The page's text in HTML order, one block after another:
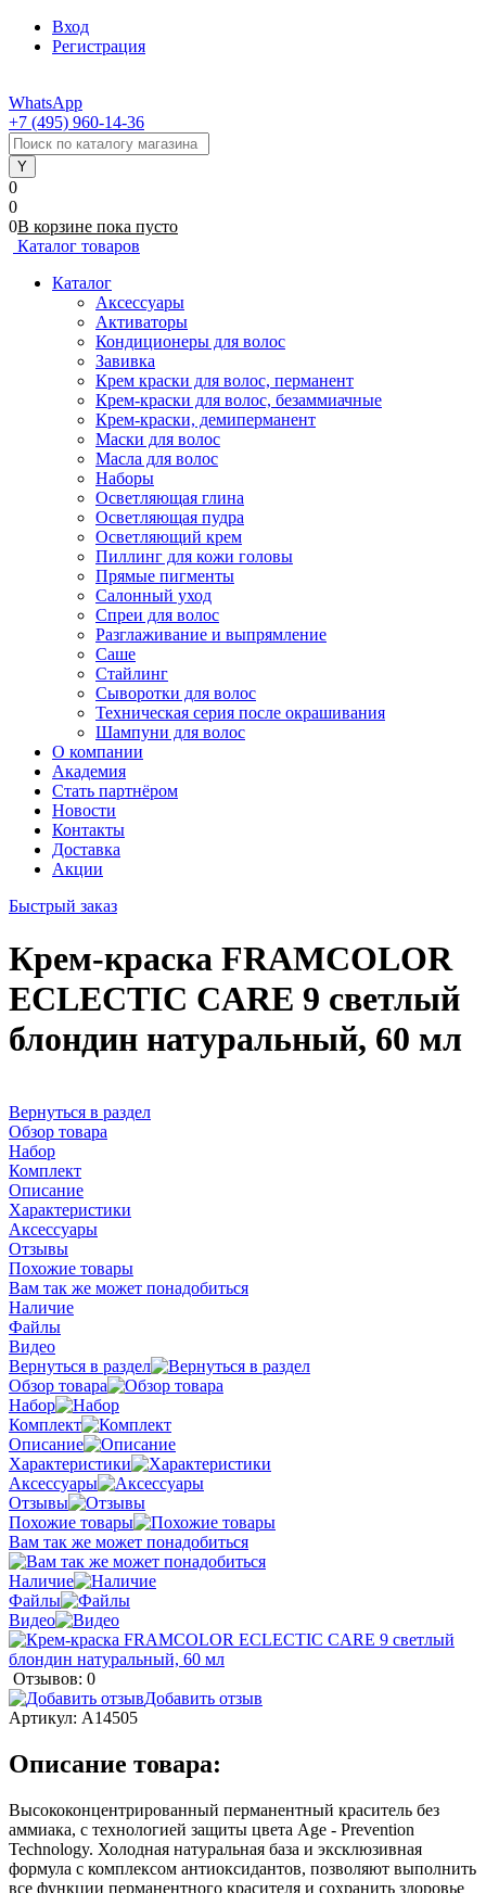
Вход
Регистрация
WhatsApp
+7 (495) 960-14-36
0
0
0В корзине пока пусто
Каталог товаров
Каталог
Аксессуары
Активаторы
Кондиционеры для волос
Завивка
Крем краски для волос, перманент
Крем-краски для волос, безаммиачные
Крем-краски, демиперманент
Маски для волос
Масла для волос
Наборы
Осветляющая глина
Осветляющая пудра
Осветляющий крем
Пиллинг для кожи головы
Прямые пигменты
Салонный уход
Спреи для волос
Разглаживание и выпрямление
Саше
Стайлинг
Сыворотки для волос
Техническая серия после окрашивания
Шампуни для волос
О компании
Академия
Стать партнёром
Новости
Контакты
Доставка
Акции
Быстрый заказ
Крем-краска FRAMCOLOR
ECLECTIC CARE 9 светлый
блондин натуральный, 60 мл
Вернуться в раздел
Обзор товара
Набор
Комплект
Описание
Характеристики
Аксессуары
Отзывы
Похожие товары
Вам так же может понадобиться
Наличие
Файлы
Видео
Вернуться в раздел
Обзор товара
Набор
Комплект
Описание
Характеристики
Аксессуары
Отзывы
Похожие товары
Вам так же может понадобиться
Наличие
Файлы
Видео
Отзывов: 0
Добавить отзыв
Артикул: A14505
Описание товара:
Высококонцентрированный перманентный краситель без
аммиака, с технологией защиты цвета Age - Prevention
Technology. Холодная натуральная база и эксклюзивная
формула с комплексом антиоксидантов, позволяют выполнить
все функции перманентного красителя и сохранить здоровье